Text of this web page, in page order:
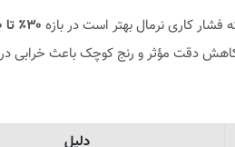
کاری نرمال بهتر است در بازه
دقت مؤثر و رنج کوچک باعث خرابی در
دلیل